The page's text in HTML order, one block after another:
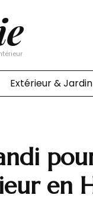
Extérieur & Jardin
en